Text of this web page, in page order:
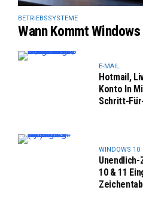
BETRIEBSSYSTEME
Wann Kommt
E-MAIL
Hotmail,
Konto In
Schritt-
WINDOWS 10
10 & 11